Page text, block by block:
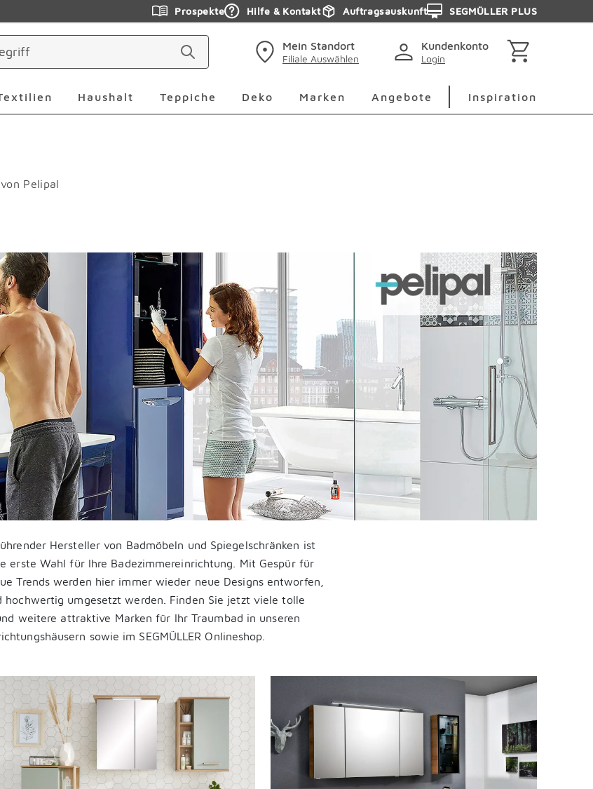
Prospekte Hilfe & Kontakt Auftragsauskunft SEGMÜLLER PLUS
Mein Standort
Filiale Auswählen
Kundenkonto
Login
Haushalt Teppiche Deko Marken
Marken Überspringen
Angebote Inspiration
Pelipal
Hersteller von Badmöbeln und Spiegelschränken ist
erste Wahl für Ihre Badezimmereinrichtung. Mit Gespür für
Trends werden hier immer wieder neue Designs entworfen,
hochwertig umgesetzt werden. Finden Sie jetzt viele tolle
weitere attraktive Marken für Ihr Traumbad in unseren
sowie im SEGMÜLLER Onlineshop.